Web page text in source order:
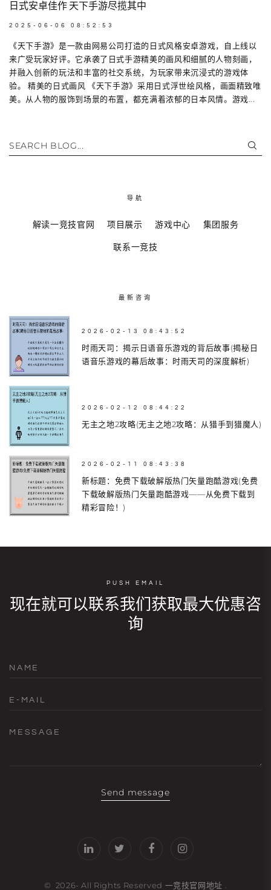
日式安卓佳作 天下手游尽揽其中
2025-06-06 08:52:53
《天下手游》是一款由网易公司打造的日式风格安卓游戏，自上线以
来广受玩家好评。它承袭了日式手游精美的画风和细腻的人物刻画，
并融入创新的玩法和丰富的社交系统，为玩家带来沉浸式的游戏体
验。 精美的日式画风 《天下手游》采用日式浮世绘风格，画面精致唯
美。从人物的服饰到场景的布置，都充满着浓郁的日本风情。游戏...
SEARCH BLOG...
导航
解读一竞技官网 项目展示 游戏中心 集团服务
联系一竞技
最新咨询
2026-02-13 08:43:52
时雨天司：揭示日语音乐游戏的背后故事(揭秘日
语音乐游戏的幕后故事：时雨天司的深度解析)
2026-02-12 08:44:22
无主之地2攻略(无主之地2攻略：从猎手到猎魔人)
2026-02-11 08:43:38
新标题：免费下载破解版热门矢量跑酷游戏(免费
下载破解版热门矢量跑酷游戏——从免费下载到
精彩冒险！)
PUSH EMAIL
现在就可以联系我们获取最大优惠咨
询
NAME
E-MAIL
MESSAGE
Send message
© 2026- All Rights Reserved 一竞技官网地址